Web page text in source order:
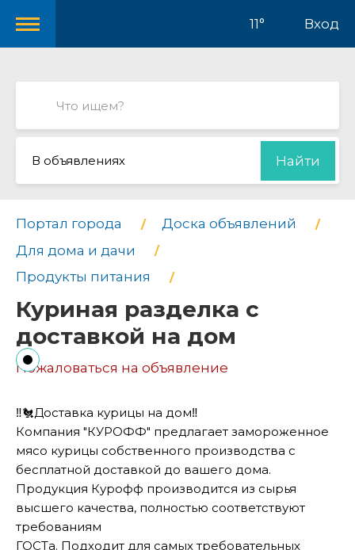
11° Вход
В объявлениях Найти
Портал города
Доска объявлений
Для дома и дачи
Продукты питания
Куриная разделка с
доставкой на дом
Пожаловаться на объявление
‼️🐔Доставка курицы на дом‼️
Компания "КУРОФФ" предлагает замороженное
мясо курицы собственного производства с
бесплатной доставкой до вашего дома.
Продукция Курофф производится из сырья
высшего качества, полностью соответствуют
требованиям
ГОСТа. Подходит для самых требовательных